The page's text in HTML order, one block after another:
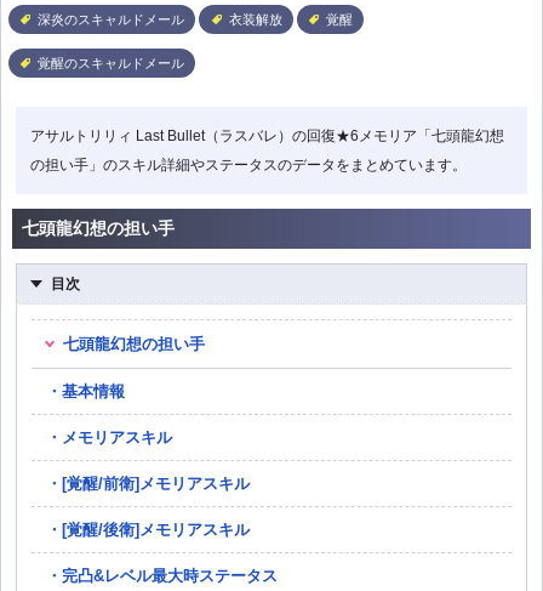
深炎のスキャルドメール 衣装解放 覚醒
覚醒のスキャルドメール
アサルトリリィ Last Bullet（ラスバレ）の回復★6メモリア「七頭龍幻想
の担い手」のスキル詳細やステータスのデータをまとめています。
七頭龍幻想の担い手
目次
七頭龍幻想の担い手
基本情報
メモリアスキル
[覚醒/前衛]メモリアスキル
[覚醒/後衛]メモリアスキル
完凸&レベル最大時ステータス